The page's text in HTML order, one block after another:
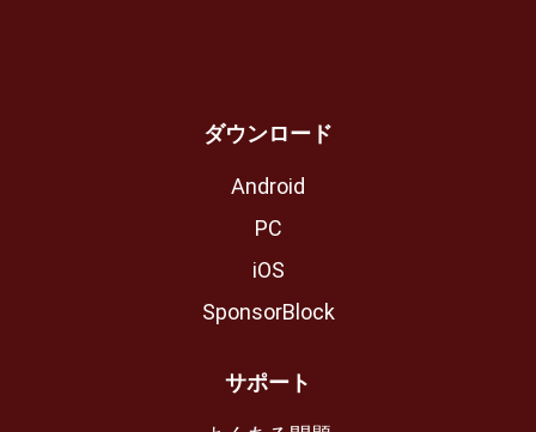
ダウンロード
Android
PC
iOS
SponsorBlock
サポート